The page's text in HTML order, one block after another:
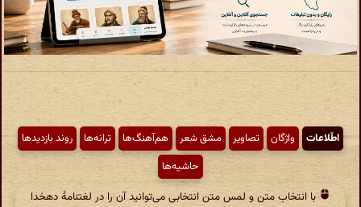
اطّلاعات واژگان تصاویر مشق شعر هم‌آهنگ‌ها ترانه‌ها
روند بازدیدها
حاشیه‌ها
با انتخاب متن و لمس متن انتخابی می‌توانید آن را در لغتنامهٔ دهخدا